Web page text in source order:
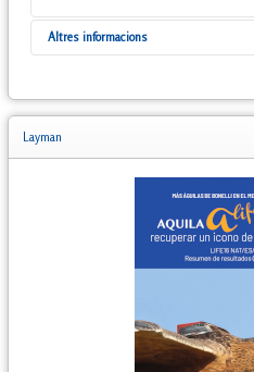
Altres informacions
El proyecto AQUILA a-LIFE
antaño la especie. Está
como socios la Diputación Foral
(Mallorca), Gestión Ambiental de
ISPRA (Italia) y LPO/BirdLife
Layman